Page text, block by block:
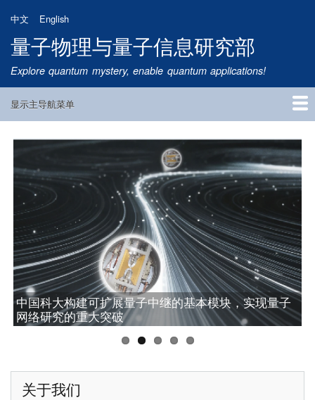
到
主
要
内
中文 English
量子物理与量子信息研究部
Explore quantum mystery, enable quantum applications!
Main
显示主导航菜单
首页
研究方向
量子卫星
团队成员
新闻动态
研究进展
学术报告
论文发表
公告通知
招生信息
相关链接
中国科大成功研制“九章四号”量子计算原型机
中国科大构建可扩展量子中继的基本模块，实现量子
网络研究的重大突破
中国科大潘建伟教授获2025腾冲科学大奖
中国科大彭承志当选中国科学院院士
中国科大首次实现无漏洞Hardy佯谬检验
关于我们